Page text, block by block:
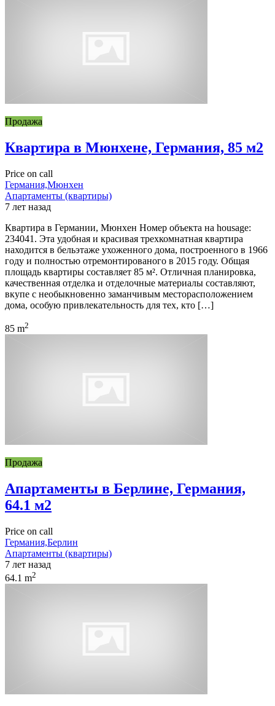
Продажа
Квартира в Мюнхене, Германия, 85 м2
Price on call
Германия,Мюнхен
Апартаменты (квартиры)
7 лет назад
Квартира в Германии, Мюнхен Номер объекта на housage:
234041. Эта удобная и красивая трехкомнатная квартира
находится в бельэтаже ухоженного дома, построенного в 1966
году и полностью отремонтированого в 2015 году. Общая
площадь квартиры составляет 85 м². Отличная планировка,
качественная отделка и отделочные материалы составляют,
вкупе с необыкновенно заманчивым месторасположением
дома, особую привлекательность для тех, кто […]
85 m2
Продажа
Апартаменты в Берлине, Германия,
64.1 м2
Price on call
Германия,Берлин
Апартаменты (квартиры)
7 лет назад
64.1 m2